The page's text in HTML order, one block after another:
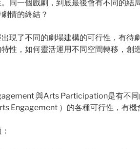
同一個戲劇，到底最後會有不同的結
情的終結？
現了不同的劇場建構的可行性，有待
性，如何靈活運用不同空間轉移，創
與Arts Participation是有不同
Engagement ）的各種可行性，有機